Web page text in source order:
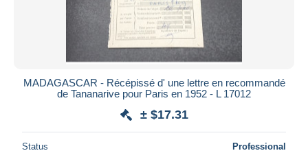
MADAGASCAR - Récépissé d' une lettre en recommandé
de Tananarive pour Paris en 1952 - L 17012
± $17.31
Status Professional